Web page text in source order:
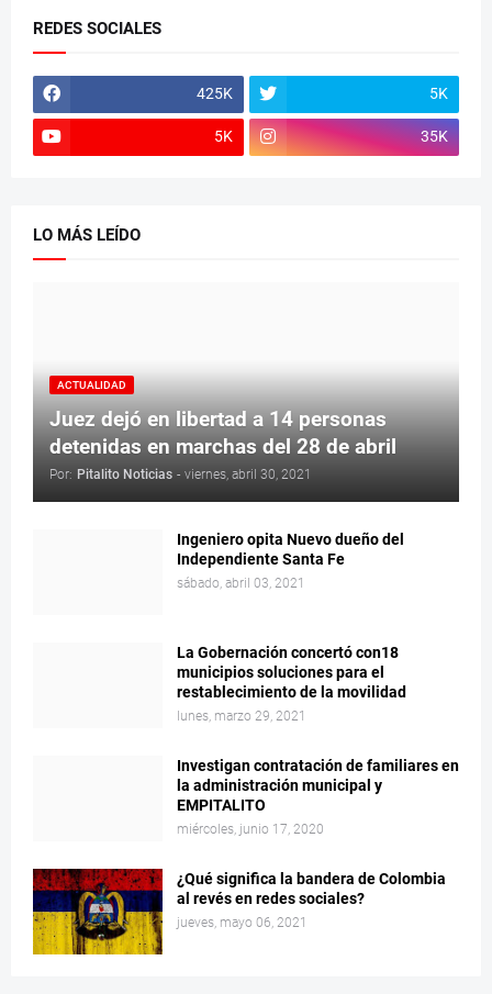
REDES SOCIALES
425K 5K
5K 35K
LO MÁS LEÍDO
ACTUALIDAD
Juez dejó en libertad a 14 personas
detenidas en marchas del 28 de abril
Por: Pitalito Noticias - viernes, abril 30, 2021
Ingeniero opita Nuevo dueño del
Independiente Santa Fe
sábado, abril 03, 2021
La Gobernación concertó con18
municipios soluciones para el
restablecimiento de la movilidad
lunes, marzo 29, 2021
Investigan contratación de familiares en
la administración municipal y
EMPITALITO
miércoles, junio 17, 2020
¿Qué significa la bandera de Colombia
al revés en redes sociales?
jueves, mayo 06, 2021